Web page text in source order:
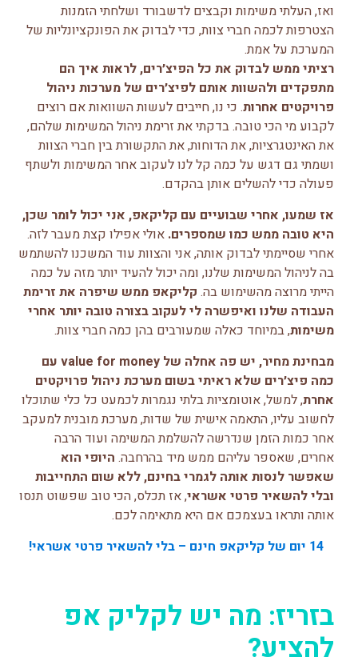
ואז, העלתי משימות וקבצים לדשבורד ושלחתי הזמנות
הצטרפות לכמה חברי צוות, כדי לבדוק את הפונקציונליות של
המערכת על אמת.
רציתי ממש לבדוק את כל הפיצ׳רים, לראות איך הם
מתפקדים ולהשוות אותם לפיצ׳רים של מערכות ניהול
פרויקטים אחרות. כי נו, חייבים לעשות השוואות אם רוצים
לקבוע מי הכי טובה. בדקתי את זרימת ניהול המשימות שלהם,
את האינטגרציות, את הדוחות, את התקשורת בין חברי הצוות
ושמתי גם דגש על כמה קל לנו לעקוב אחר המשימות ולשתף
פעולה כדי להשלים אותן בהקדם.
אז שמעו, אחרי שבועיים עם קליקאפ, אני יכול לומר שכן,
היא טובה ממש כמו שמספרים. אולי אפילו קצת מעבר לזה.
אחרי שסיימתי לבדוק אותה, אני והצוות עוד המשכנו להשתמש
בה לניהול המשימות שלנו, ומה יכול להעיד יותר מזה על כמה
הייתי מרוצה מהשימוש בה. קליקאפ ממש שיפרה את זרימת
העבודה שלנו ואיפשרה לי לעקוב בצורה טובה יותר אחרי
משימות, במיוחד כאלה שמעורבים בהן כמה חברי צוות.
מבחינת מחיר, יש פה אחלה של value for money עם
כמה פיצ׳רים שלא ראיתי בשום מערכת ניהול פרויקטים
אחרת, למשל, אוטומציות בלתי נגמרות לכמעט כל כלי שתוכלו
לחשוב עליו, התאמה אישית של שדות, מערכת מובנית למעקב
אחר כמות הזמן שנדרשה להשלמת המשימה ועוד הרבה
אחרים, שאספר עליהם ממש מיד בהרחבה. היופי הוא
שאפשר לנסות אותה לגמרי בחינם, ללא שום התחייבות
ובלי להשאיר פרטי אשראי, אז תכלס, הכי טוב שפשוט תנסו
אותה ותראו בעצמכם אם היא מתאימה לכם.
14 יום של קליקאפ חינם – בלי להשאיר פרטי אשראי!
בזריז: מה יש לקליק אפ
להציע?